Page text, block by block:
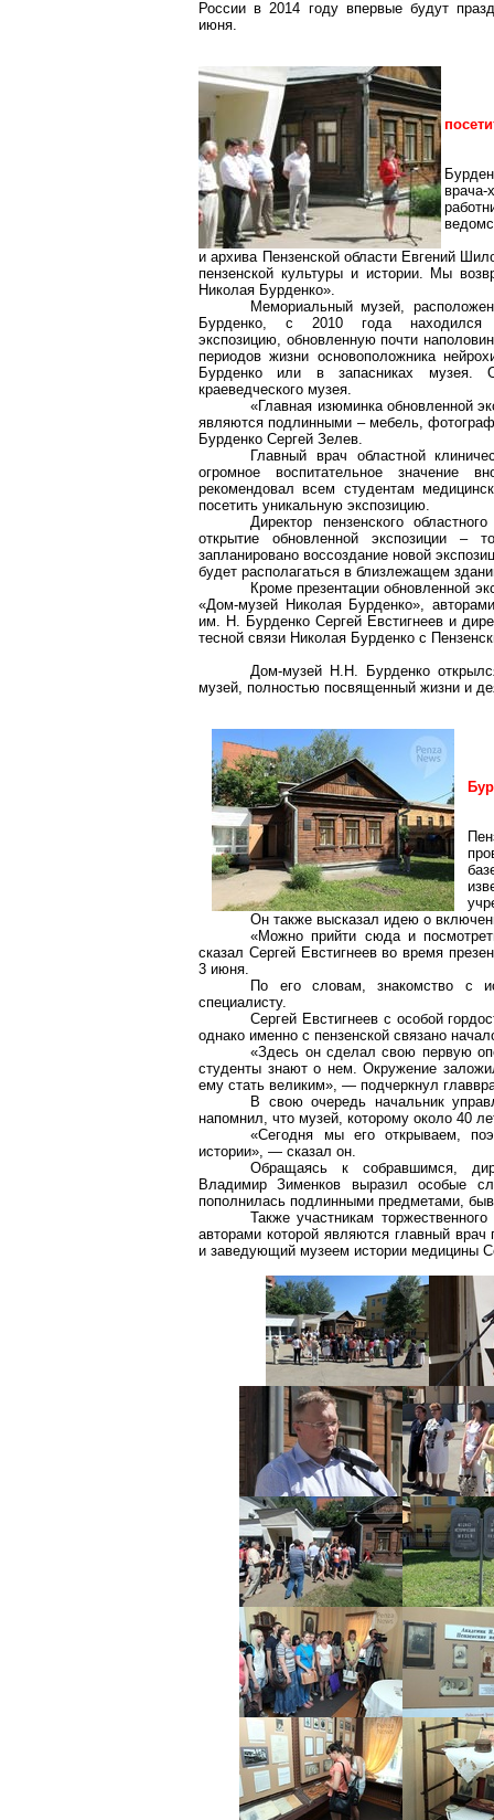
России в 2014 году впервые будут
июня.
врача-
и архива Пензенской области Евгений
пензенской культуры и истории. Мы
Николая Бурденко».
Мемориальный музей,
Бурденко, с 2010 года находился
экспозицию, обновленную почти
периодов жизни основоположника
Бурденко или в запасниках музея.
краеведческого музея.
«Главная изюминка обновленной
являются подлинными – мебель,
Бурденко Сергей Зелев.
Главный врач областной
огромное воспитательное значение
рекомендовал всем студентам
посетить уникальную экспозицию.
Директор пензенского
открытие обновленной экспозиции
запланировано воссоздание новой
будет располагаться в близлежащем
Кроме презентации обновленной
«Дом-музей Николая Бурденко»,
им. Н. Бурденко Сергей Евстигнеев и
тесной связи Николая Бурденко с
Дом-музей Н.Н. Бурденко
музей, полностью посвященный жизни и
Он также высказал идею о
«Можно прийти сюда и
сказал Сергей Евстигнеев во время
3 июня.
По его словам, знакомство с
специалисту.
Сергей Евстигнеев с особой
однако именно с пензенской связано
«Здесь он сделал свою первую
студенты знают о нем. Окружение
ему стать великим», — подчеркнул
В свою очередь начальник
напомнил, что музей, которому около 40
«Сегодня мы его открываем,
истории», — сказал он.
Обращаясь к собравшимся,
Владимир Зименков выразил особые
пополнилась подлинными предметами,
Также участникам
авторами которой являются главный врач
и заведующий музеем истории медицины